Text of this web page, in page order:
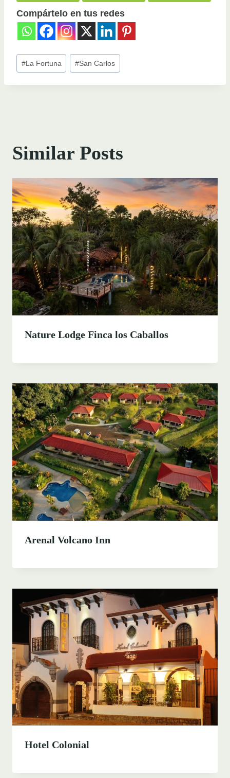
Compártelo en tus redes
Post
Tags:
#La Fortuna #San Carlos
Similar Posts
Nature Lodge Finca los Caballos
Arenal Volcano Inn
Hotel Colonial